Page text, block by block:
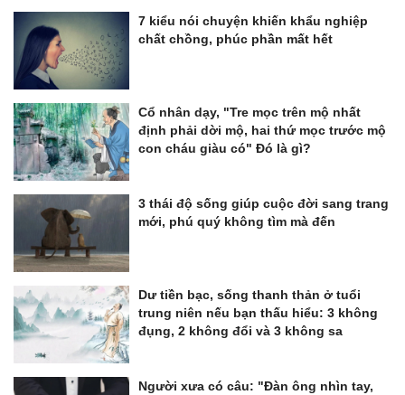
7 kiểu nói chuyện khiến khẩu nghiệp
chất chồng, phúc phần mất hết
Cổ nhân dạy, "Tre mọc trên mộ nhất
định phải dời mộ, hai thứ mọc trước mộ
con cháu giàu có" Đó là gì?
3 thái độ sống giúp cuộc đời sang trang
mới, phú quý không tìm mà đến
Dư tiền bạc, sống thanh thản ở tuổi
trung niên nếu bạn thấu hiểu: 3 không
đụng, 2 không đổi và 3 không sa
Người xưa có câu: "Đàn ông nhìn tay,